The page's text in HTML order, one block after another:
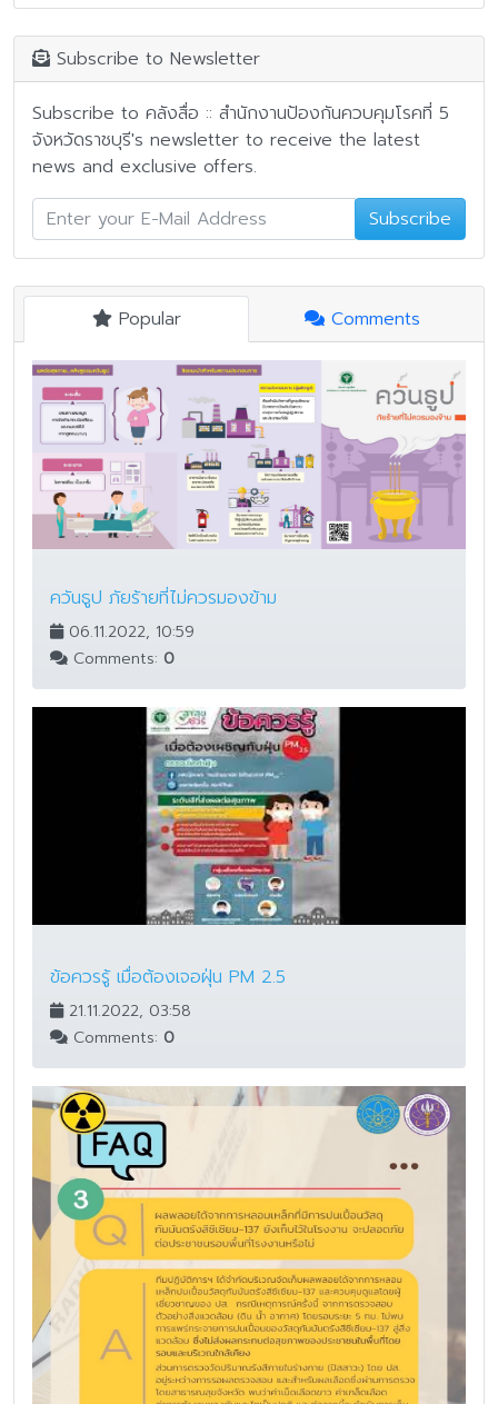
Subscribe to Newsletter
Subscribe to คลังสื่อ :: สำนักงานป้องกันควบคุมโรคที่ 5
จังหวัดราชบุรี's newsletter to receive the latest
news and exclusive offers.
Subscribe
Popular Comments
ควันธูป ภัยร้ายที่ไม่ควรมองข้าม
06.11.2022, 10:59
Comments: 0
ข้อควรรู้ เมื่อต้องเจอฝุ่น PM 2.5
21.11.2022, 03:58
Comments: 0